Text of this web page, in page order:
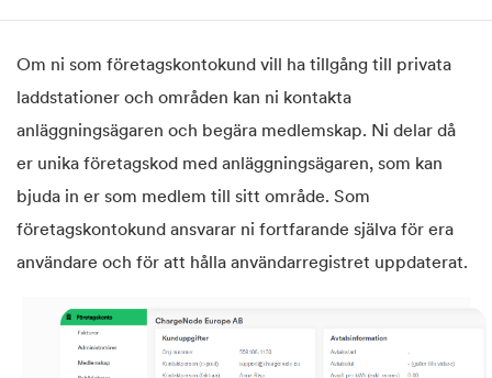
Om ni som företagskontokund vill ha tillgång till privata
laddstationer och områden kan ni kontakta
anläggningsägaren och begära medlemskap. Ni delar då
er unika företagskod med anläggningsägaren, som kan
bjuda in er som medlem till sitt område. Som
företagskontokund ansvarar ni fortfarande själva för era
användare och för att hålla användarregistret uppdaterat.